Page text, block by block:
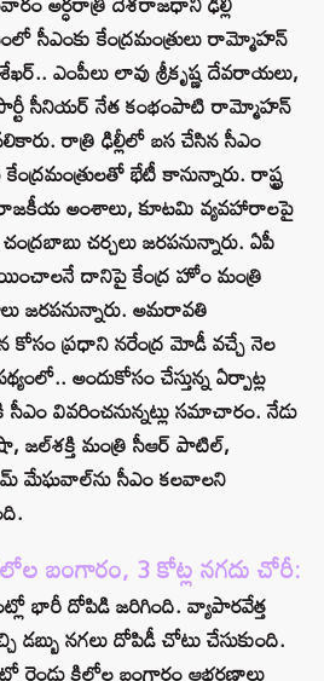
సీఎంకు కేంద్రమంత్రులు రామ్మోహన్‌
ఎంపీలు లావు శ్రీకృష్ణ దేవరాయలు,
పార్టీ సీనియర్‌ నేత కంభంపాటి రామ్మోహన్‌
రాత్రి ఢిల్లీలో బస చేసిన సీఎం
భేటీ కానున్నారు. రాష్ట్ర
అంశాలు, కూటమి వ్యవహారాలపై
చర్చలు జరపనున్నారు. ఏపీ
దానిపై కేంద్ర హోం మంత్రి
జరపనున్నారు. అమరావతి
కోసం ప్రధాని నరేంద్ర మోడీ వచ్చే నెల
అందుకోసం చేస్తున్న ఏర్పాట్ల
సీఎం వివరించనున్నట్లు సమాచారం. నేడు
జల్‌శక్తి మంత్రి సీఆర్‌ పాటిల్,
మేఘవాల్‌ను సీఎం కలవాలని
బంగారం, 3 కోట్ల నగదు చోరీ:
భారీ దోపిడి జరిగింది. వ్యాపారవేత్త
డబ్బు నగలు దోపిడీ చోటు చేసుకుంది.